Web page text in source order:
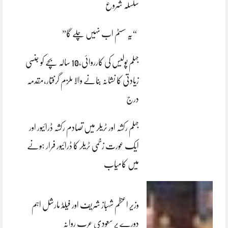
سلسلہ شروع
“یہ سسٹم اب نہیں چلے گا”
جہلم پولیس کی کارروائی،10 سالہ بچے کو جنسی
زیادتی کا نشانہ بنانے والا ملزم گرفتار،مقدمہ
درج
جہلم رکشہ اور ٹریلر میں تصادم رکشہ ڈرائیور اور
ایک عورت زخمی ٹریلر کا ڈرائیور فرار ہونے
میں کامیاب
وزیر اعظم شہباز شریف اور فیلڈ مارشل اہم
دورے پر سعودی عرب روانہ